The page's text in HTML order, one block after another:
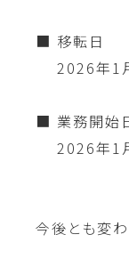
■ 移転日
2026年1
■ 業務開始
2026年1
今後とも変